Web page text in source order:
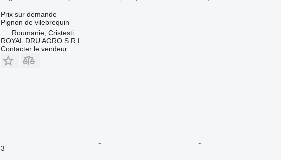
Prix sur demande
Pignon de vilebrequin
Roumanie, Cristesti
ROYAL DRU AGRO S.R.L.
Contacter le vendeur
3